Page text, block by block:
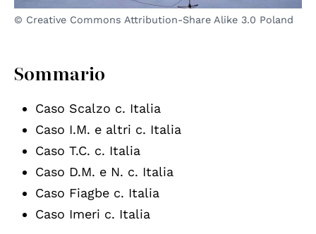
© Creative Commons Attribution-Share Alike 3.0 Poland
Sommario
Caso Scalzo c. Italia
Caso I.M. e altri c. Italia
Caso T.C. c. Italia
Caso D.M. e N. c. Italia
Caso Fiagbe c. Italia
Caso Imeri c. Italia